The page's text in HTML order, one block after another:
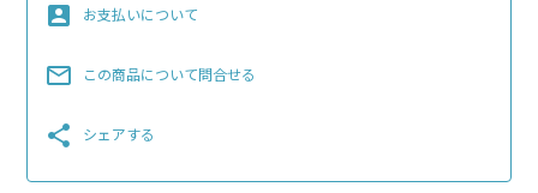
account_box お支払いについて
mail_outline この商品について問合せる
share シェアする